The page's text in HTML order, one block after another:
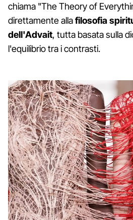
chiama "The Theory of
direttamente allafilosofia
dell'Advait, tutta basata sulla
l'equilibrio tra i contrasti.